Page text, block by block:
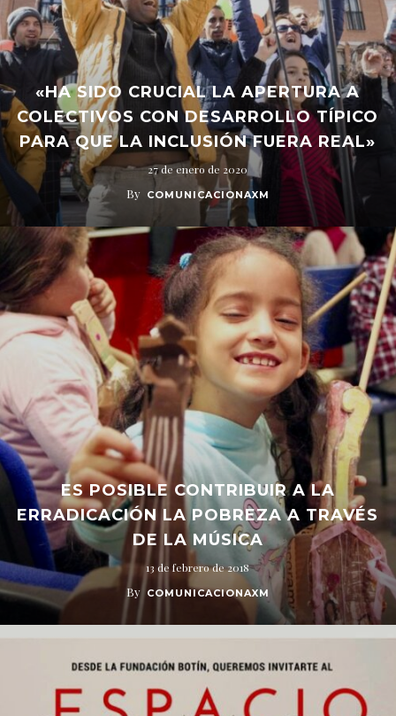
«HA SIDO CRUCIAL LA APERTURA A
COLECTIVOS CON DESARROLLO TÍPICO
PARA QUE LA INCLUSIÓN FUERA REAL»
27 de enero de 2020
By COMUNICACIONAXM
ES POSIBLE CONTRIBUIR A LA
ERRADICACIÓN LA POBREZA A TRAVÉS
DE LA MÚSICA
13 de febrero de 2018
By COMUNICACIONAXM